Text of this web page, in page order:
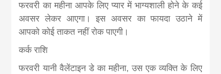
फरवरी का महीना आपके लिए प्यार में भाग्यशाली होने के कई
अवसर लेकर आएगा। इस अवसर का फायदा उठाने में
आपको कोई ताकत नहीं रोक पाएगी।
कर्क राशि
फरवरी यानी वैलेंटाइन डे का महीना, उस एक व्यक्ति के लिए